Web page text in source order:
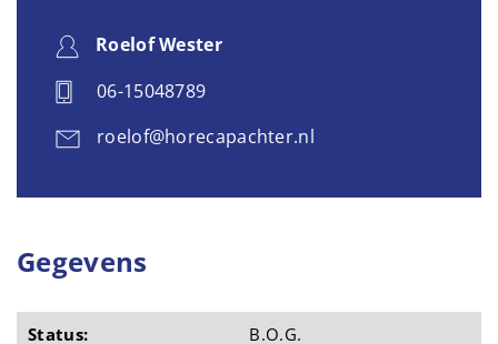
Roelof Wester
06-15048789
roelof@horecapachter.nl
Gegevens
Status: B.O.G.